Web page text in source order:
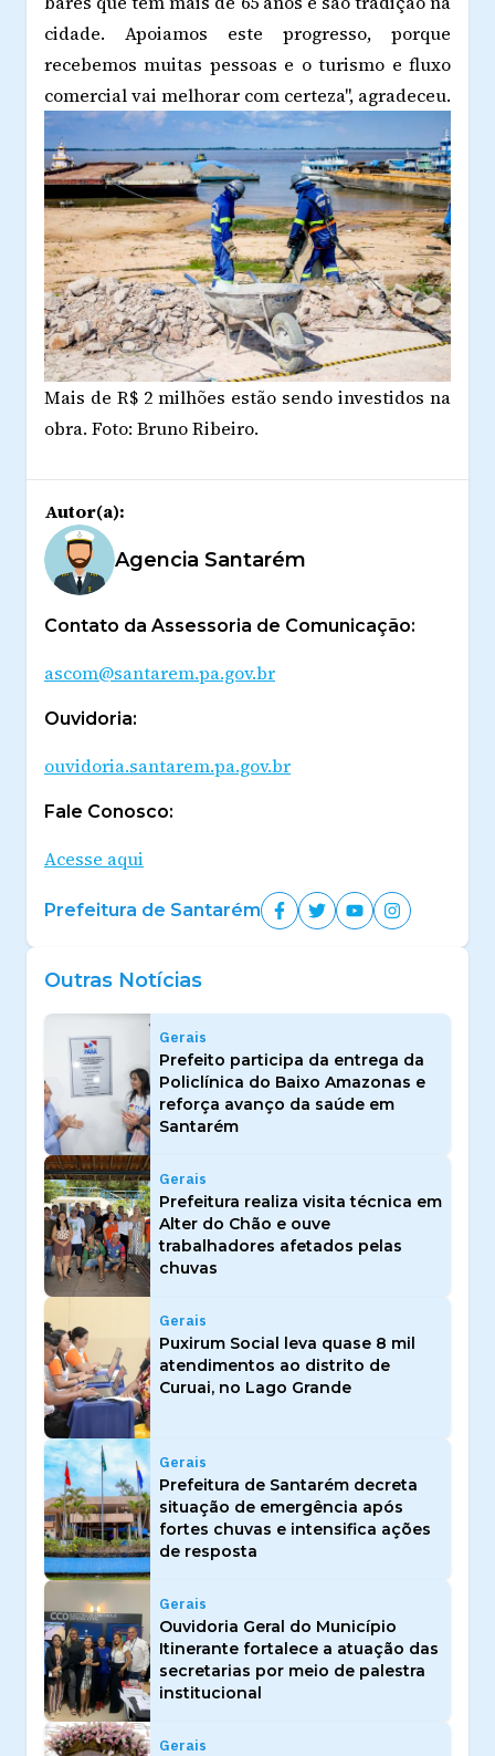
cidade. Apoiamos este progresso, porque
recebemos muitas pessoas e o turismo e fluxo
comercial vai melhorar com certeza", agradeceu.
Mais de R$ 2 milhões estão sendo investidos na
obra. Foto: Bruno Ribeiro.
Autor(a):
Agencia Santarém
Contato da Assessoria de Comunicação:
ascom@santarem.pa.gov.br
Ouvidoria:
ouvidoria.santarem.pa.gov.br
Fale Conosco:
Acesse aqui
Prefeitura de Santarém
Outras Notícias
Gerais
Prefeito participa da entrega da
Policlínica do Baixo Amazonas e
reforça avanço da saúde em
Santarém
Gerais
Prefeitura realiza visita técnica em
Alter do Chão e ouve
trabalhadores afetados pelas
chuvas
Gerais
Puxirum Social leva quase 8 mil
atendimentos ao distrito de
Curuai, no Lago Grande
Gerais
Prefeitura de Santarém decreta
situação de emergência após
fortes chuvas e intensifica ações
de resposta
Gerais
Ouvidoria Geral do Município
Itinerante fortalece a atuação das
secretarias por meio de palestra
institucional
Gerais